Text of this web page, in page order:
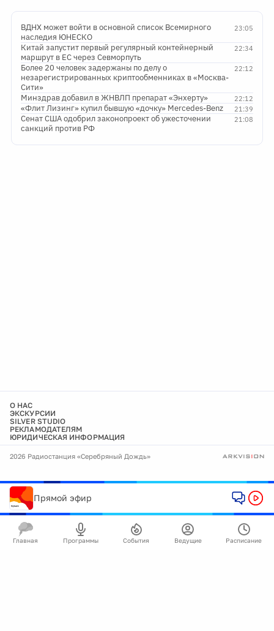
23:05
ВДНХ может войти в основной список Всемирного
наследия ЮНЕСКО
22:34
Китай запустит первый регулярный контейнерный
маршрут в ЕС через Севморпуть
22:12
Более 20 человек задержаны по делу о
незарегистрированных криптообменниках в «Москва-
Сити»
22:12
Минздрав добавил в ЖНВЛП препарат «Энхерту»
21:39
«Флит Лизинг» купил бывшую «дочку» Mercedes-Benz
21:08
Сенат США одобрил законопроект об ужесточении
санкций против РФ
О НАС
ЭКСКУРСИИ
SILVER STUDIO
РЕКЛАМОДАТЕЛЯМ
ЮРИДИЧЕСКАЯ ИНФОРМАЦИЯ
2026 Радиостанция «Серебряный Дождь»
Прямой эфир
Главная Программы События Ведущие Расписание